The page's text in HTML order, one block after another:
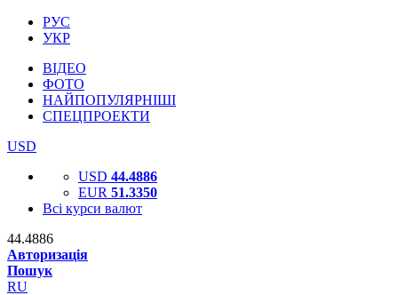
РУС
УКР
ВІДЕО
ФОТО
НАЙПОПУЛЯРНІШІ
СПЕЦПРОЕКТИ
USD
USD 44.4886
EUR 51.3350
Всі курси валют
44.4886
Авторизація
Пошук
RU